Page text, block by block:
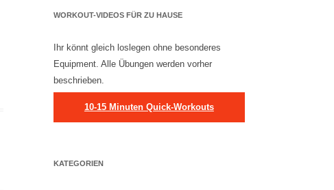
WORKOUT-VIDEOS FÜR ZU HAUSE
Ihr könnt gleich loslegen ohne besonderes
Equipment. Alle Übungen werden vorher
beschrieben.
10-15 Minuten Quick-Workouts
KATEGORIEN